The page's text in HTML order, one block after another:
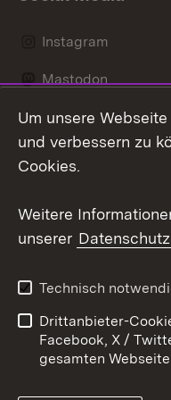
Instagram
Mastodon
Messenger
Kontakt
Cookies
Um unsere
und verbessern zu
Cookies.
Weitere
unserer
Technisch
Drittanbieter-
Facebook, X /
gesamten